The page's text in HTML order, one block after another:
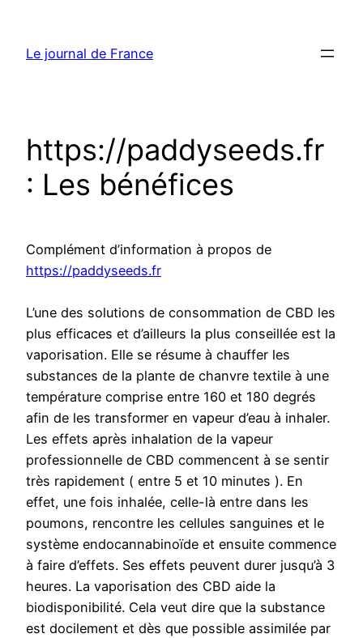
contenu
Le journal de France
https://paddyseeds.fr
: Les bénéfices
Complément d’information à propos de
https://paddyseeds.fr
L’une des solutions de consommation de CBD les
plus efficaces et d’ailleurs la plus conseillée est la
vaporisation. Elle se résume à chauffer les
substances de la plante de chanvre textile à une
température comprise entre 160 et 180 degrés
afin de les transformer en vapeur d’eau à inhaler.
Les effets après inhalation de la vapeur
professionnelle de CBD commencent à se sentir
très rapidement ( entre 5 et 10 minutes ). En
effet, une fois inhalée, celle-là entre dans les
poumons, rencontre les cellules sanguines et le
système endocannabinoïde et ensuite commence
à faire d’effets. Ses effets peuvent durer jusqu’à 3
heures. La vaporisation des CBD aide la
biodisponibilité. Cela veut dire que la substance
est docilement et dès que possible assimilée par